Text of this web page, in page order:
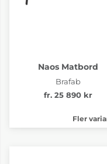
Naos Matbord
Brafab
fr. 25 890 kr
Fler